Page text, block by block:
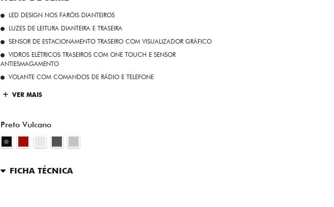
LED DESIGN NOS FARÓIS DIANTEIROS
LUZES DE LEITURA DIANTEIRA E TRASEIRA
SENSOR DE ESTACIONAMENTO TRASEIRO COM VISUALIZADOR GRÁFICO
VIDROS ELÉTRICOS TRASEIROS COM ONE TOUCH E SENSOR
ANTIESMAGAMENTO
VOLANTE COM COMANDOS DE RÁDIO E TELEFONE
VER MAIS
Preto Vulcano
FICHA TÉCNICA